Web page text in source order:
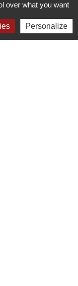
over what you want
Personalize